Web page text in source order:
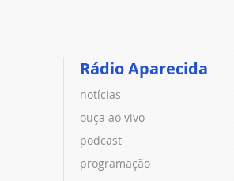
Rádio Aparecida
notícias
ouça ao vivo
podcast
programação